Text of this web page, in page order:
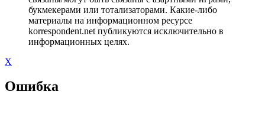
букмекерами или тотализаторами. Какие-либо
материалы на информационном ресурсе
korrespondent.net публикуются исключительно в
информационных целях.
X
Ошибка